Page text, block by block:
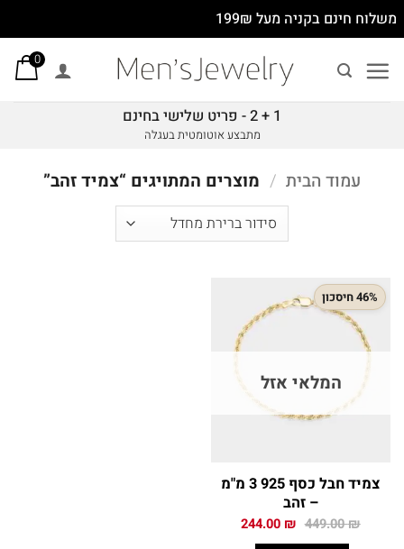
Skip
to
content
משלוח חינם בקניה מעל 199₪
0
1 + 2 - פריט שלישי בחינם
מתבצע אוטומטית בעגלה
עמוד הבית / מוצרים המתויגים “צמיד זהב”
46% חיסכון
המלאי אזל
צמיד חבל כסף 925 3 מ"מ
– זהב
449.00₪ המחיר
244.00 ₪ המחיר